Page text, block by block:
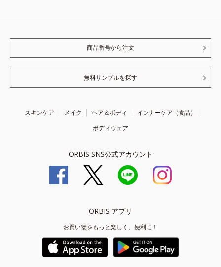
商品番号から注文
無料サンプルを探す
スキンケア メイク ヘア＆ボディ
インナーケア（食品）
ボディウェア
ORBIS SNS公式アカウント
ORBIS アプリ
お買い物をもっと楽しく、便利に！